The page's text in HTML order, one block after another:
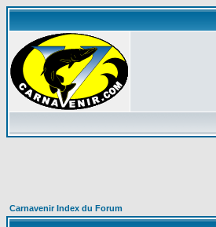
Carnavenir Index du Forum